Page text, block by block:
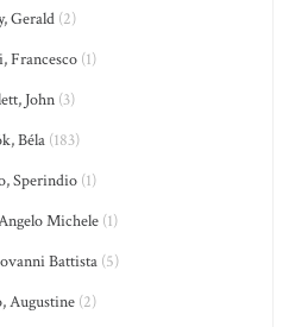
Gerald (2)
Francesco(1)
John (3)
Béla(183)
Sperindio(1)
Michele(1)
Battista(5)
Augustine(2)